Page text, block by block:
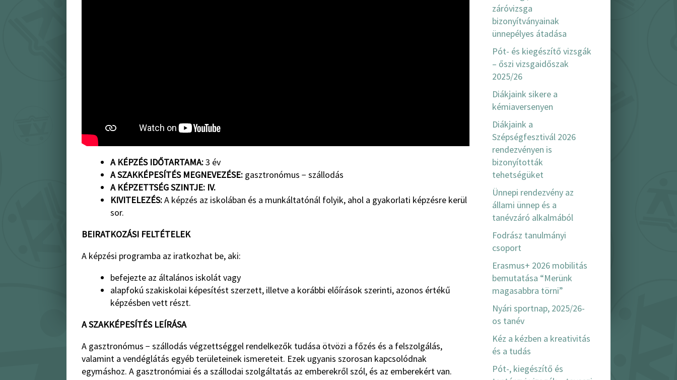
A KÉPZÉS IDŐTARTAMA:3 év
A SZAKKÉPESÍTÉS MEGNEVEZÉSE: gasztronómus − szállodás
A KÉPZETTSÉG SZINTJE: IV.
KIVITELEZÉS:A képzés az iskolában és a munkáltatónál folyik, ahol a gyakorlati képzésre kerül
sor.
BEIRATKOZÁSI FELTÉTELEK
A képzési programba az iratkozhat be, aki:
befejezte az általános iskolát vagy
alapfokú szakiskolai képesítést szerzett, illetve a korábbi előírások szerinti, azonos értékű
képzésben vett részt.
A SZAKKÉPESÍTÉS LEÍRÁSA
A gasztronómus − szállodás végzettséggel rendelkezők tudása ötvözi a főzés és a felszolgálás,
valamint a vendéglátás egyéb területeinek ismereteit. Ezek ugyanis szorosan kapcsolódnak
egymáshoz. A gasztronómiai és a szállodai szolgáltatás az emberekről szól, és az emberekért van.
záróvizsga
bizonyítványainak
ünnepélyes átadása
Pót- és kiegészítő vizsgák
– őszi vizsgaidőszak
2025/26
Diákjaink sikere a
kémiaversenyen
Diákjaink a
Szépségfesztivál 2026
rendezvényen is
bizonyították
tehetségüket
Ünnepi rendezvény az
állami ünnep és a
tanévzáró alkalmából
Fodrász tanulmányi
csoport
Erasmus+ 2026 mobilitás
bemutatása “Merünk
magasabbra törni”
Nyári sportnap, 2025/26-
os tanév
Kéz a kézben a kreativitás
és a tudás
Pót-, kiegészítő és